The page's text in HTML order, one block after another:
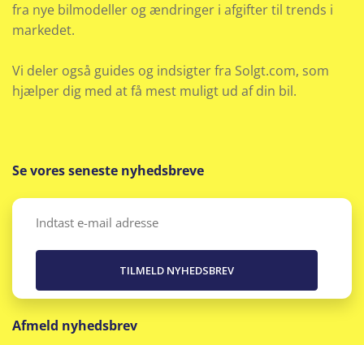
fra nye bilmodeller og ændringer i afgifter til trends i
markedet.
Vi deler også guides og indsigter fra Solgt.com, som
hjælper dig med at få mest muligt ud af din bil.
Se vores seneste nyhedsbreve
Email
Afmeld nyhedsbrev